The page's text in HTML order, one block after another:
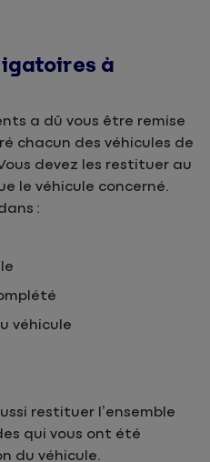
à
a dû vous être remise
chacun des véhicules de
devez les restituer au
le véhicule concerné.
:
véhicule
restituer l’ensemble
qui vous ont été
du véhicule.